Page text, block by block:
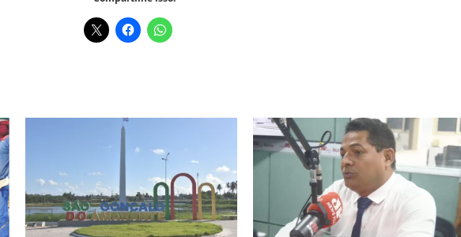
Compartilhe isso: